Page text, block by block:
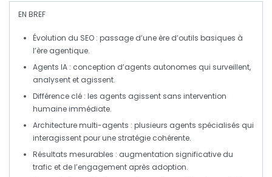
EN BREF
Évolution du SEO : passage d’une ère d’outils basiques à
l’ère agentique.
Agents IA : conception d’agents autonomes qui surveillent,
analysent et agissent.
Différence clé : les agents agissent sans intervention
humaine immédiate.
Architecture multi-agents : plusieurs agents spécialisés qui
interagissent pour une stratégie cohérente.
Résultats mesurables : augmentation significative du
trafic et de l’engagement après adoption.